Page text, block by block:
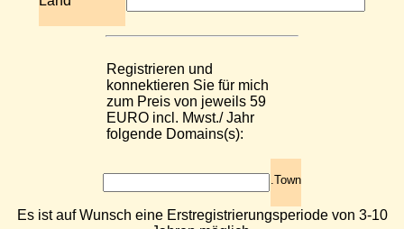
Registrieren und
konnektieren Sie für mich
zum Preis von jeweils 59
EURO incl. Mwst./ Jahr
folgende Domains(s):
.Town
Es ist auf Wunsch eine Erstregistrierungsperiode von 3-10